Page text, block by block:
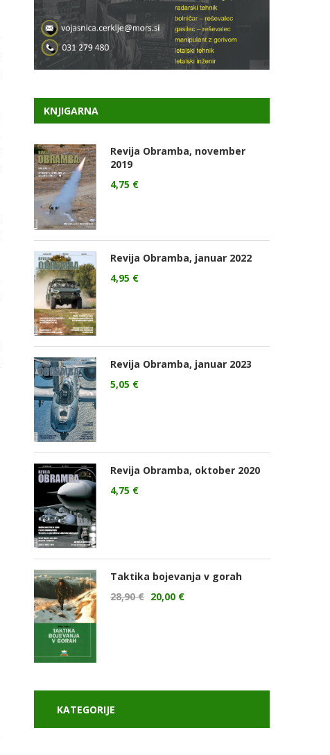
KNJIGARNA
Revija Obramba, november
2019
4,75 €
Revija Obramba, januar 2022
4,95 €
Revija Obramba, januar 2023
5,05 €
Revija Obramba, oktober 2020
4,75 €
Taktika bojevanja v gorah
28,90€ 20,00 €
KATEGORIJE